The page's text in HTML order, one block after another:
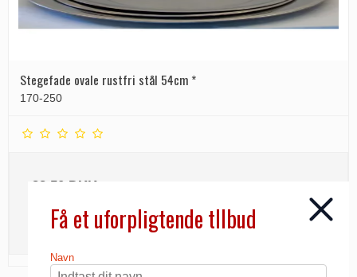
Stegefade ovale rustfri stål 54cm *
170-250
22,50 DKK
INFO
Få et uforpligtende tllbud
Navn